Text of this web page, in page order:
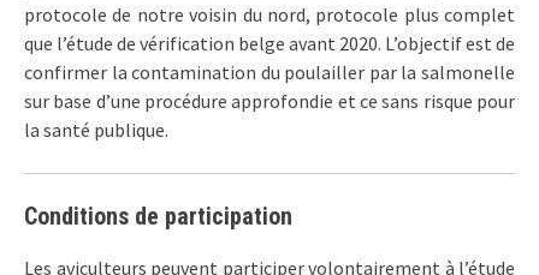
protocole de notre voisin du nord, protocole plus complet
que l’étude de vérification belge avant 2020. L’objectif est de
confirmer la contamination du poulailler par la salmonelle
sur base d’une procédure approfondie et ce sans risque pour
la santé publique.
Conditions de participation
Les aviculteurs peuvent participer volontairement à l’étude